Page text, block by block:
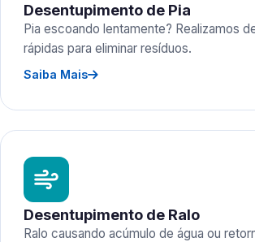
Desentupimento de Pia
Pia escoando lentamente? Realizamos
rápidas para eliminar resíduos.
Saiba Mais
Desentupimento de Ralo
Ralo causando acúmulo de água ou